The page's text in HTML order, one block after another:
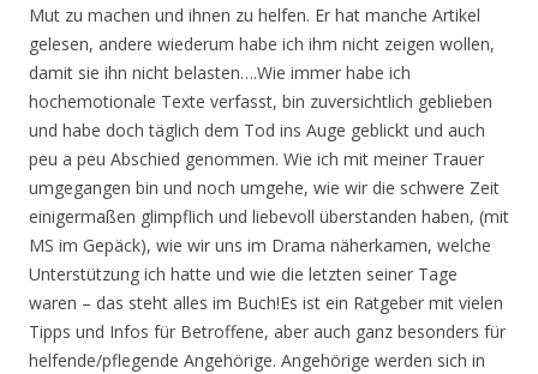
Mut zu machen und ihnen zu helfen. Er hat manche Artikel
gelesen, andere wiederum habe ich ihm nicht zeigen wollen,
damit sie ihn nicht belasten….Wie immer habe ich
hochemotionale Texte verfasst, bin zuversichtlich geblieben
und habe doch täglich dem Tod ins Auge geblickt und auch
peu a peu Abschied genommen. Wie ich mit meiner Trauer
umgegangen bin und noch umgehe, wie wir die schwere Zeit
einigermaßen glimpflich und liebevoll überstanden haben, (mit
MS im Gepäck), wie wir uns im Drama näherkamen, welche
Unterstützung ich hatte und wie die letzten seiner Tage
waren – das steht alles im Buch!Es ist ein Ratgeber mit vielen
Tipps und Infos für Betroffene, aber auch ganz besonders für
helfende/pflegende Angehörige. Angehörige werden sich in